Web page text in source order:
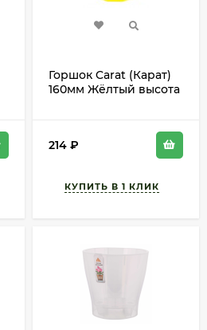
Горшок Carat (Карат)
160мм Жёлтый высота
214 ₽